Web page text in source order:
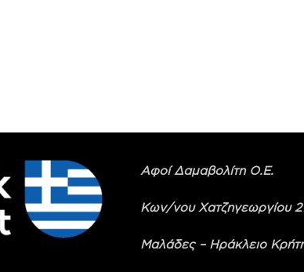
Αφοί Δαμαβολίτη Ο.Ε.
Κων/νου Χατζηγεωργίου
Μαλάδες – Ηράκλειο